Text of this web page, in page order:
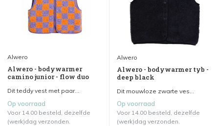
Alwero
Alwero - bodywarmer
camino junior - flow duo
Dit teddy vest met paar...
Op voorraad
Voor 14.00 besteld, dezelfde
(werk)dag verzonden.
Alwero
Alwero - bodywarmer tyb -
deep black
Dit mouwloze zwarte ves...
Op voorraad
Voor 14.00 besteld, dezelfde
(werk)dag verzonden.